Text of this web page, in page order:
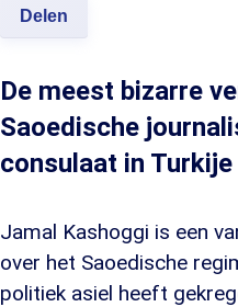
Delen
De meest bizarre
Saoedische
consulaat in
Jamal Kashoggi is een
over het Saoedische
politiek asiel heeft